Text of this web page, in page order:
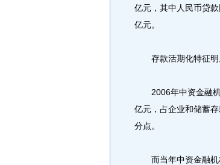
亿元，其中人民币贷
亿元。
存款活期化特征明
2006年中资金融机
亿元，占企业和储蓄
分点。
而当年中资金融机